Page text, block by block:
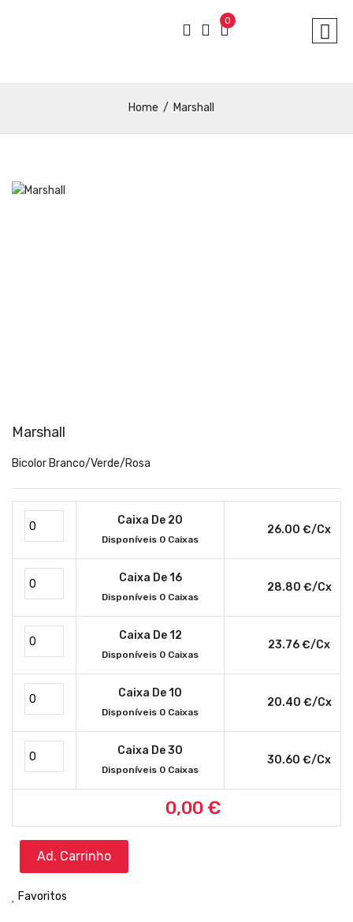
0
Home Marshall
Marshall
Bicolor Branco/Verde/Rosa
Caixa De 20
Disponíveis 0 Caixas
26.00 €/cx
Caixa De 16
Disponíveis 0 Caixas
28.80 €/cx
Caixa De 12
Disponíveis 0 Caixas
23.76 €/cx
Caixa De 10
Disponíveis 0 Caixas
20.40 €/cx
Caixa De 30
Disponíveis 0 Caixas
30.60 €/cx
0,00 €
Ad. Carrinho
Favoritos